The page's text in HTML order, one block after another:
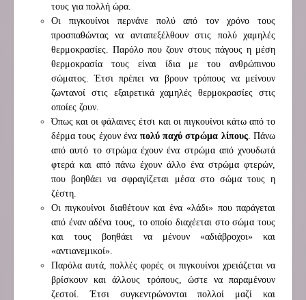
τους για πολλή ώρα.
Οι πιγκουίνοι περνάνε πολύ από τον χρόνο τους
προσπαθώντας να ανταπεξέλθουν στις πολύ χαμηλές
θερμοκρασίες. Παρόλο που ζουν στους πάγους η μέση
θερμοκρασία τους είναι ίδια με του ανθρώπινου
σώματος. Έτσι πρέπει να βρουν τρόπους να μείνουν
ζωντανοί στις εξαιρετικά χαμηλές θερμοκρασίες στις
οποίες ζουν.
Όπως και οι φάλαινες έτσι και οι πιγκουίνοι κάτω από το
δέρμα τους έχουν ένα πολύ παχύ στρώμα λίπους. Πάνω
από αυτό το στρώμα έχουν ένα στρώμα από χνουδωτά
φτερά και από πάνω έχουν άλλο ένα στρώμα φτερών,
που βοηθάει να σφραγίζεται μέσα στο σώμα τους η
ζέστη.
Οι πιγκουίνοι διαθέτουν και ένα «λάδι» που παράγεται
από έναν αδένα τους, το οποίο διαχέεται στο σώμα τους
και τους βοηθάει να μένουν «αδιάβροχοι» και
«αντιανεμικοί».
Παρόλα αυτά, πολλές φορές οι πιγκουίνοι χρειάζεται να
βρίσκουν και άλλους τρόπους, ώστε να παραμένουν
ζεστοί. Έτσι συγκεντρώνονται πολλοί μαζί και